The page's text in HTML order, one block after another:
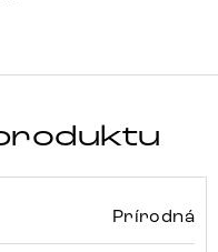
Prírodná